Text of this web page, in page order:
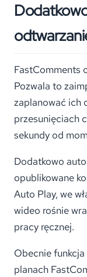
FastComments
Pozwala to
zaplanować ich
przesunięciach
sekundy od
Dodatkowo
opublikowane
Auto Play, we
wideo rośnie
pracy ręcznej.
Obecnie
planach